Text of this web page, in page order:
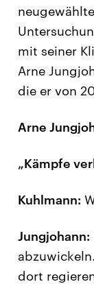
mit seiner
Arne
die er von
Arne
„Kämpfe
Kuhlmann:
Jungjohann:
dort